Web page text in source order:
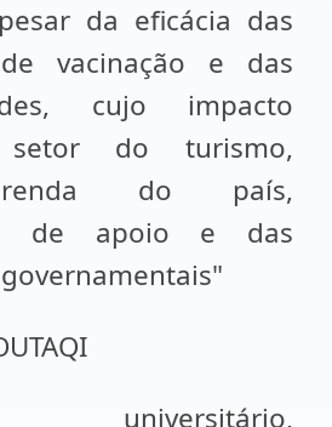
da eficácia das
vacinação e das
cujo impacto
do turismo,
do país,
de apoio e das
universitário,